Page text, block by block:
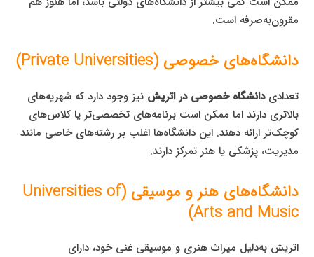
مقرون‌به‌صرفه است.
دانشگاه‌های خصوصی (Private Universities)
تعدادیدانشگاه خصوصی در اتریش نیز وجود دارد که شهریه‌های
بالاتری دارند اما ممکن است برنامه‌های تخصصی‌تر یا کلاس‌های
کوچک‌تر ارائه دهند. این دانشگاه‌ها اغلب بر رشته‌های خاصی مانند
مدیریت، پزشکی یا هنر تمرکز دارند.
دانشگاه‌های هنر و موسیقی (Universities of
Arts and Music)
اتریش به‌دلیل میراث هنری و موسیقی غنی خود، دارای